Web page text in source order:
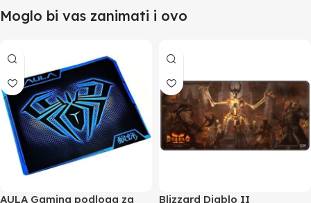
Moglo bi vas zanimati i ovo
AULA Gaming podloga za
Blizzard Diablo II